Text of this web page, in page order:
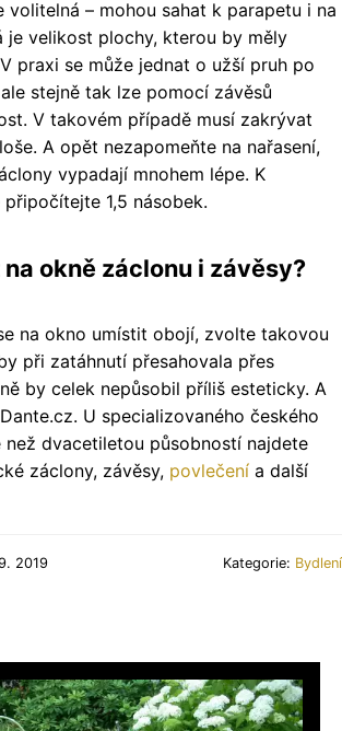
volitelná – mohou sahat k parapetu i na
je velikost plochy, kterou by měly
praxi se může jednat o užší pruh po
stejně tak lze pomocí závěsů
V takovém případě musí zakrývat
A opět nezapomeňte na nařasení,
vypadají mnohem lépe. K
připočítejte 1,5 násobek.
okně záclonu i závěsy?
na okno umístit obojí, zvolte takovou
při zatáhnutí přesahovala přes
by celek nepůsobil příliš esteticky. A
U specializovaného českého
než dvacetiletou působností najdete
záclony, závěsy, povlečení a další
2019 Kategorie: Bydlení